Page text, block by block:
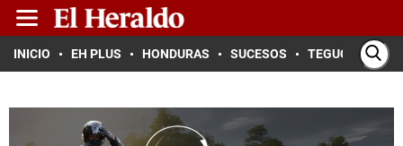
INICIO EH PLUS HONDURAS SUCESOS TEGUCIGALPA